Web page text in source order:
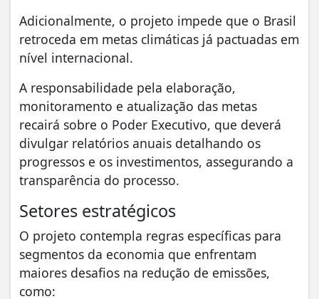
Adicionalmente, o projeto impede que o Brasil
retroceda em metas climáticas já pactuadas em
nível internacional.
A responsabilidade pela elaboração,
monitoramento e atualização das metas
recairá sobre o Poder Executivo, que deverá
divulgar relatórios anuais detalhando os
progressos e os investimentos, assegurando a
transparência do processo.
Setores estratégicos
O projeto contempla regras específicas para
segmentos da economia que enfrentam
maiores desafios na redução de emissões,
como: